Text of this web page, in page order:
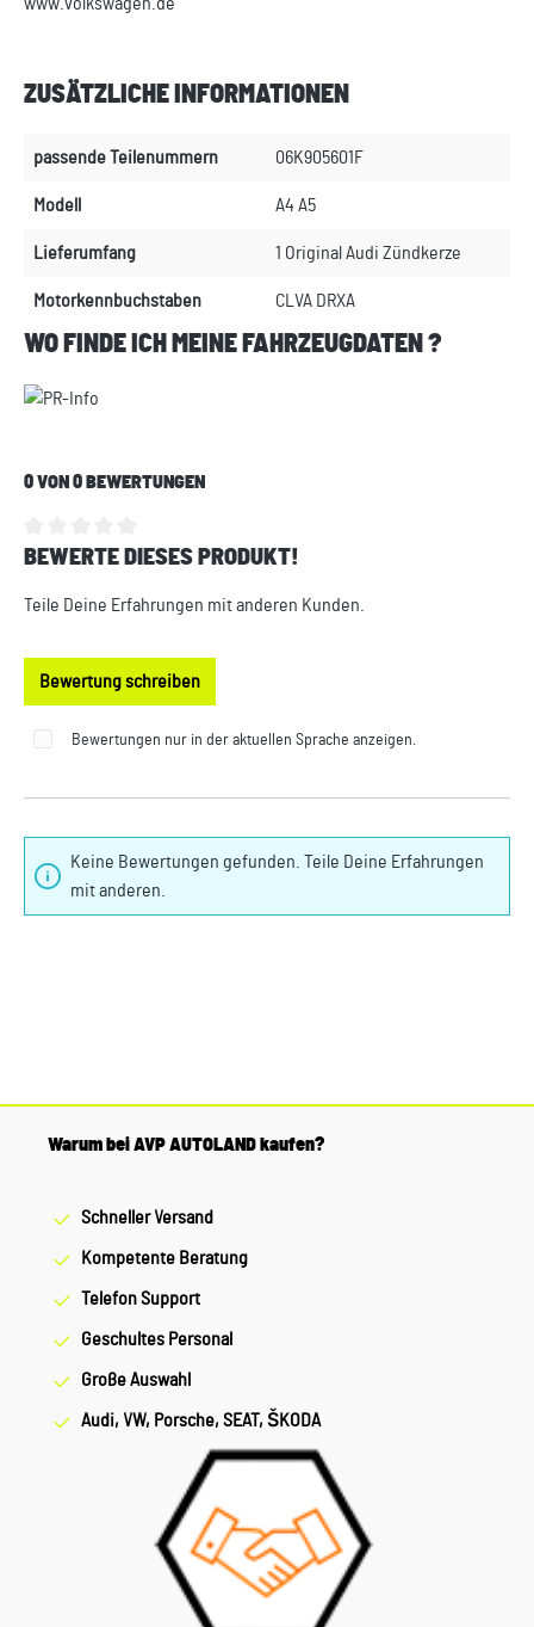
www.volkswagen.de
ZUSÄTZLICHE INFORMATIONEN
passende Teilenummern 06K905601F
Modell A4 A5
Lieferumfang 1 Original Audi Zündkerze
Motorkennbuchstaben CLVA DRXA
WO FINDE ICH MEINE FAHRZEUGDATEN ?
0 VON 0 BEWERTUNGEN
Durchschnittliche Bewertung von 0 von 5 Sternen
BEWERTE DIESES PRODUKT!
Teile Deine Erfahrungen mit anderen Kunden.
Bewertung schreiben
Bewertungen nur in der aktuellen Sprache anzeigen.
Keine Bewertungen gefunden. Teile Deine Erfahrungen
mit anderen.
Warum bei AVP AUTOLAND kaufen?
Schneller Versand
Kompetente Beratung
Telefon Support
Geschultes Personal
Große Auswahl
Audi, VW, Porsche, SEAT, ŠKODA